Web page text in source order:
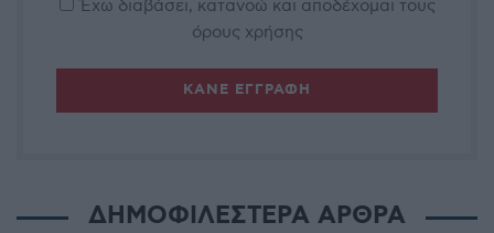
Έχω διαβάσει, κατανοώ και αποδέχομαι τους
όρους χρήσης
ΔΗΜΟΦΙΛΕΣΤΕΡΑ ΑΡΘΡΑ